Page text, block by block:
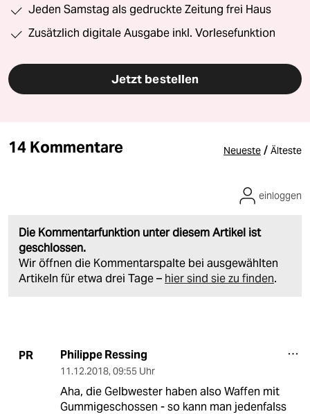
Jeden Samstag als gedruckte Zeitung frei Haus
Zusätzlich digitale Ausgabe inkl. Vorlesefunktion
Jetzt bestellen
14 Kommentare Neueste / Älteste
Die Kommentarfunktion unter diesem Artikel ist
geschlossen.
Wir öffnen die Kommentarspalte bei ausgewählten
Artikeln für etwa drei Tage – hier sind sie zu finden.
einloggen
PR Philippe Ressing
11.12.2018, 09:55 Uhr
Aha, die Gelbwester haben also Waffen mit
Gummigeschossen - so kann man jedenfalss